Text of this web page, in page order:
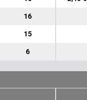
16
15
6